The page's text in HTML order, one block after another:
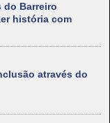
do Barreiro
história com
através do